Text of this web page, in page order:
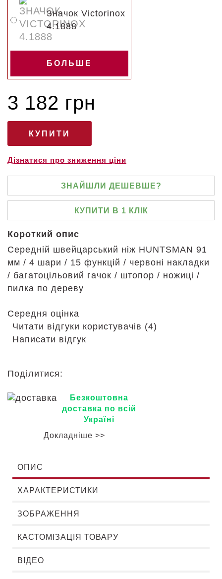
Значок Victorinox
4.1888
БОЛЬШЕ
3 182 грн
Дізнатися про зниження ціни
ЗНАЙШЛИ ДЕШЕВШЕ?
КУПИТИ В 1 КЛІК
Короткий опис
Середній швейцарський ніж HUNTSMAN 91
мм / 4 шари / 15 функцій / червоні накладки
/ багатоцільовий гачок / штопор / ножиці /
пилка по дереву
Середня оцінка
Читати відгуки користувачів (4)
Написати відгук
Поділитися:
Безкоштовна
доставка по всій
Україні
Докладніше >>
ОПИС
ХАРАКТЕРИСТИКИ
ЗОБРАЖЕННЯ
КАСТОМІЗАЦІЯ ТОВАРУ
ВІДЕО